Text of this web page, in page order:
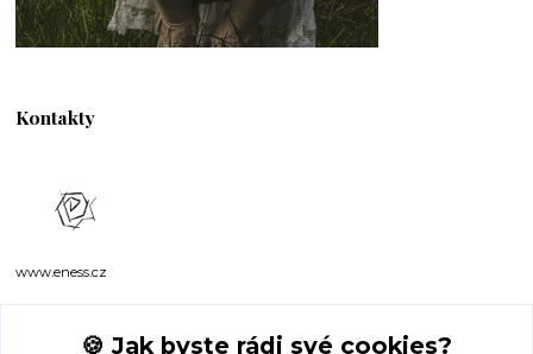
Kontakty
www.eness.cz
Kateřina Malá
🍪 Jak byste rádi své cookies?